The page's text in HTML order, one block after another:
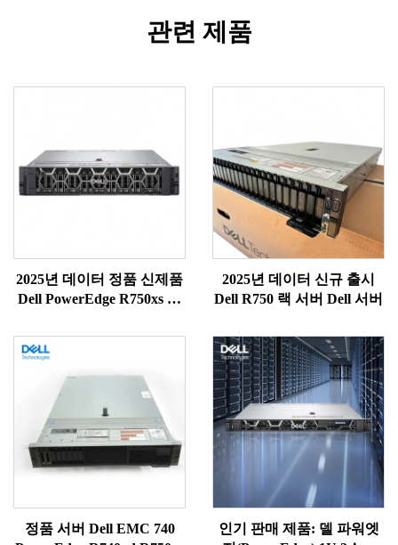
관련 제품
2025년 데이터 정품 신제품
Dell PowerEdge R750xs 인
2U 랙 서버
2025년 데이터 신규 출시
Dell R750 랙 서버 Dell 서버
정품 서버 Dell EMC 740
인기 판매 제품: 델 파워엣